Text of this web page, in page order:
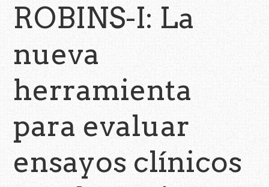
ROBINS-I: La
nueva
herramienta
para evaluar
ensayos clínicos